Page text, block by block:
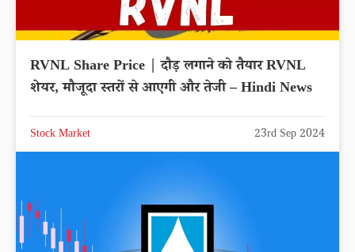
RVNL Share Price | दौड़ लगाने को तैयार RVNL
शेयर, मौजूदा स्तरों से आएगी और तेजी – Hindi News
Stock Market 23rd Sep 2024